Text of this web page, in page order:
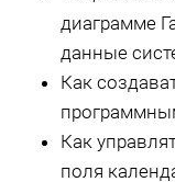
диаграмме
данные
Как
Как
поля